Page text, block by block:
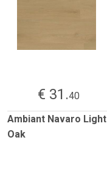
€ 31.40
Ambiant Navaro Light
Oak